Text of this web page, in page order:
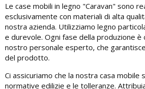
Le case mobili in legno "Caravan" sono
esclusivamente con materiali di alta
nostra azienda. Utilizziamo legno
e durevole. Ogni fase della produzione è
nostro personale esperto, che
del prodotto.
Ci assicuriamo che la nostra casa
normative edilizie e le tolleranze.